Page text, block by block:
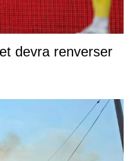
devra renverser